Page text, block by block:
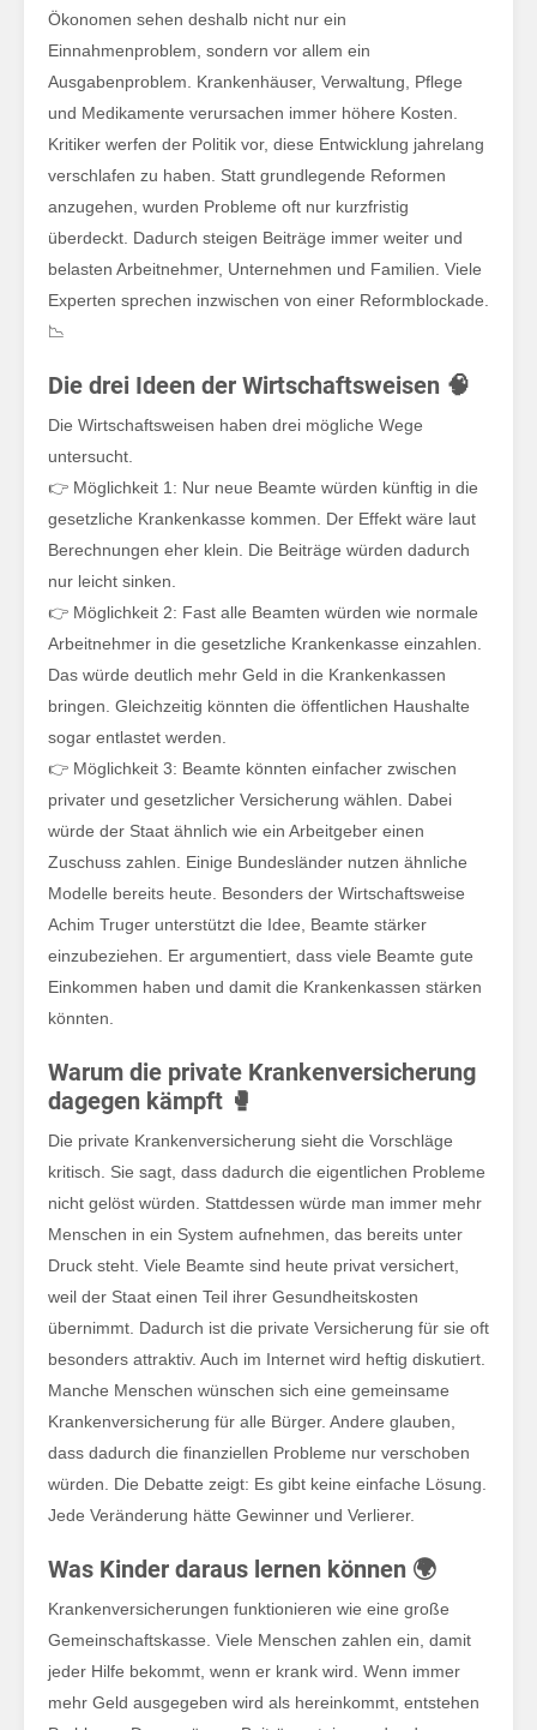
Das
Ökonomen sehen deshalb nicht nur ein
Einnahmenproblem, sondern vor allem ein
Ausgabenproblem. Krankenhäuser, Verwaltung, Pflege
und Medikamente verursachen immer höhere Kosten.
Kritiker werfen der Politik vor, diese Entwicklung jahrelang
verschlafen zu haben. Statt grundlegende Reformen
anzugehen, wurden Probleme oft nur kurzfristig
überdeckt. Dadurch steigen Beiträge immer weiter und
belasten Arbeitnehmer, Unternehmen und Familien. Viele
Experten sprechen inzwischen von einer Reformblockade.
📉
Die drei Ideen der Wirtschaftsweisen 🧠
Die Wirtschaftsweisen haben drei mögliche Wege
untersucht.
👉 Möglichkeit 1: Nur neue Beamte würden künftig in die
gesetzliche Krankenkasse kommen. Der Effekt wäre laut
Berechnungen eher klein. Die Beiträge würden dadurch
nur leicht sinken.
👉 Möglichkeit 2: Fast alle Beamten würden wie normale
Arbeitnehmer in die gesetzliche Krankenkasse einzahlen.
Das würde deutlich mehr Geld in die Krankenkassen
bringen. Gleichzeitig könnten die öffentlichen Haushalte
sogar entlastet werden.
👉 Möglichkeit 3: Beamte könnten einfacher zwischen
privater und gesetzlicher Versicherung wählen. Dabei
würde der Staat ähnlich wie ein Arbeitgeber einen
Zuschuss zahlen. Einige Bundesländer nutzen ähnliche
Modelle bereits heute. Besonders der Wirtschaftsweise
Achim Truger unterstützt die Idee, Beamte stärker
einzubeziehen. Er argumentiert, dass viele Beamte gute
Einkommen haben und damit die Krankenkassen stärken
könnten.
Warum die private Krankenversicherung
dagegen kämpft 🥊
Die private Krankenversicherung sieht die Vorschläge
kritisch. Sie sagt, dass dadurch die eigentlichen Probleme
nicht gelöst würden. Stattdessen würde man immer mehr
Menschen in ein System aufnehmen, das bereits unter
Druck steht. Viele Beamte sind heute privat versichert,
weil der Staat einen Teil ihrer Gesundheitskosten
übernimmt. Dadurch ist die private Versicherung für sie oft
besonders attraktiv. Auch im Internet wird heftig diskutiert.
Manche Menschen wünschen sich eine gemeinsame
Krankenversicherung für alle Bürger. Andere glauben,
dass dadurch die finanziellen Probleme nur verschoben
würden. Die Debatte zeigt: Es gibt keine einfache Lösung.
Jede Veränderung hätte Gewinner und Verlierer.
Was Kinder daraus lernen können 🌍
Krankenversicherungen funktionieren wie eine große
Gemeinschaftskasse. Viele Menschen zahlen ein, damit
jeder Hilfe bekommt, wenn er krank wird. Wenn immer
mehr Geld ausgegeben wird als hereinkommt, entstehen